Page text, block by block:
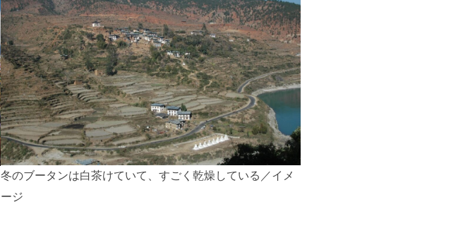
冬のブータンは白茶けていて、すごく乾燥している／イメ
ージ